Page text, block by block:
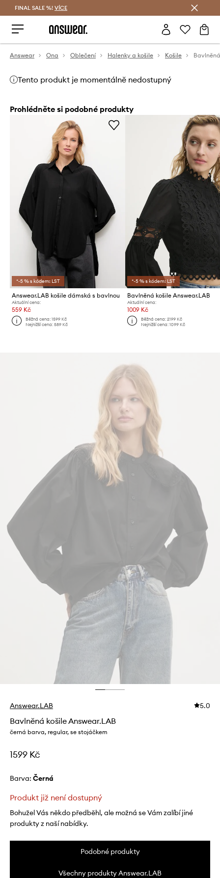
FINAL SALE %! VÍCE
Answear Ona Oblečení Halenky a košile Košile
Tento produkt je momentálně nedostupný
Prohlédněte si podobné produkty
*-5 % s kódem: LST
Answear.LAB košile dámská s bavlnou
Aktuální cena:
559 Kč
Běžná cena:1599 Kč
Nejnižší cena:589 Kč
*-5 % s kódem: LST
Bavlněná košile Answear.LAB
Aktuální cena:
1009 Kč
Běžná cena: 2199 Kč
Nejnižší cena: 1099 Kč
Answear.LAB 5.0
Bavlněná košile Answear.LAB
černá barva, regular, se stojáčkem
1599 Kč
Barva: černá
Produkt již není dostupný
Bohužel Vás někdo předběhl, ale možná se Vám zalíbí jiné
produkty z naší nabídky.
Podobné produkty
Všechny produkty Answear.LAB